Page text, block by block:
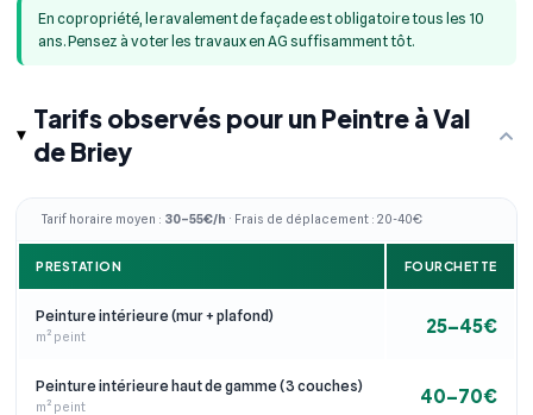
En copropriété, le ravalement de façade est obligatoire tous les 10
ans. Pensez à voter les travaux en AG suffisamment tôt.
Tarifs observés pour un Peintre à Val
de Briey
Tarif horaire moyen : 30–55€/h · Frais de déplacement : 20-40€
PRESTATION FOURCHETTE
Peinture intérieure (mur + plafond)
m² peint 25–45€
Peinture intérieure haut de gamme (3 couches)
m² peint 40–70€